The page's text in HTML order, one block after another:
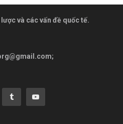
và các vấn đề quốc tế.
;